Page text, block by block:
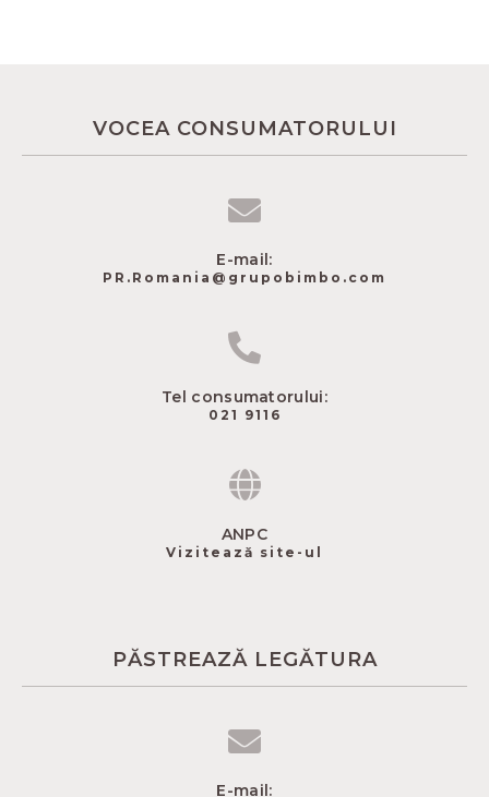
VOCEA CONSUMATORULUI
E-mail:
PR.Romania@grupobimbo.com
Tel consumatorului:
021 9116
ANPC
Vizitează site-ul
PĂSTREAZĂ LEGĂTURA
E-mail: